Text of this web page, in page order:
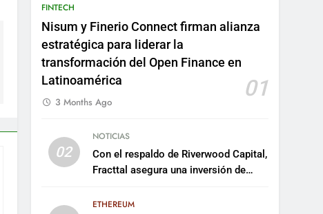
FINTECH
Nisum y Finerio Connect firman alianza
estratégica para liderar la
transformación del Open Finance en
Latinoamérica
01
3 Months Ago
02
NOTICIAS
Con el respaldo de Riverwood Capital,
Fracttal asegura una inversión de
plataforma
ETHEREUM